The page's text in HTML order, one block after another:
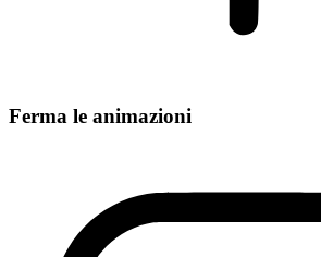
Ferma le animazioni